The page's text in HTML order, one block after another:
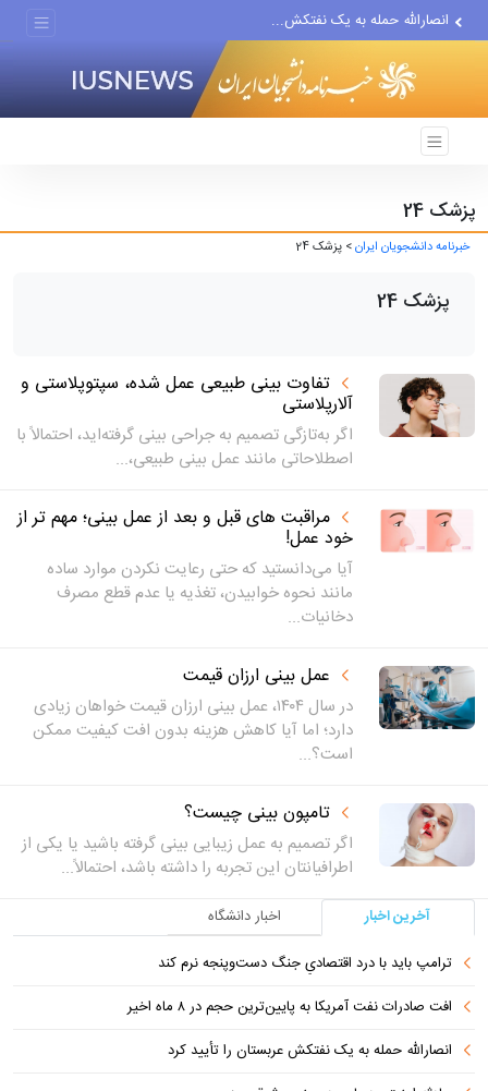
انصارالله حمله به یک نفتکش...
لفاظی جدید نتانیاهو علیه ایران
پزشک 24
خبرنامه دانشجویان ایران> پزشک 24
پزشک 24
تفاوت بینی طبیعی عمل شده، سپتوپلاستی و
آلارپلاستی
اگر به‌تازگی تصمیم به جراحی بینی گرفته‌اید، احتمالاً با
اصطلاحاتی مانند عمل بینی طبیعی،...
مراقبت های قبل و بعد از عمل بینی؛ مهم تر از
خود عمل!
آیا می‌دانستید که حتی رعایت نکردن موارد ساده
مانند نحوه خوابیدن، تغذیه یا عدم قطع مصرف
دخانیات...
عمل بینی ارزان قیمت
در سال ۱۴۰۴، عمل بینی ارزان قیمت خواهان زیادی
دارد؛ اما آیا کاهش هزینه بدون افت کیفیت ممکن
است؟...
تامپون بینی چیست؟
اگر تصمیم به عمل زیبایی بینی گرفته باشید یا یکی از
اطرافیانتان این تجربه را داشته باشد، احتمالاً...
آخرین اخبار
اخبار دانشگاه
ترامپ باید با درد اقتصادیِ جنگ دست‌و‌پنجه نرم کند
افت صادرات نفت آمریکا به پایین‌ترین حجم در ۸ ماه اخیر
انصارالله حمله به یک نفتکش عربستان را تأیید کرد